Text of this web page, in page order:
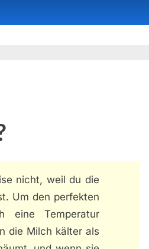
nicht, weil du die
Um den perfekten
eine Temperatur
die Milch kälter als